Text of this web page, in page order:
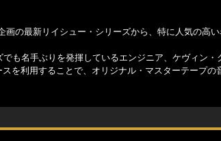
の最新リイシュー・シリーズから、特に人気の高
も名手ぶりを発揮しているエンジニア、ケヴィン・
を利用することで、オリジナル・マスターテープの